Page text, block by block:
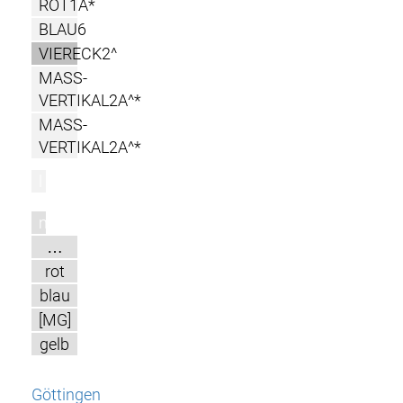
ROT1A*
BLAU6
VIERECK2^
MASS-
VERTIKAL2A^*
MASS-
VERTIKAL2A^*
m
…
rot
blau
[MG]
gelb
Göttingen